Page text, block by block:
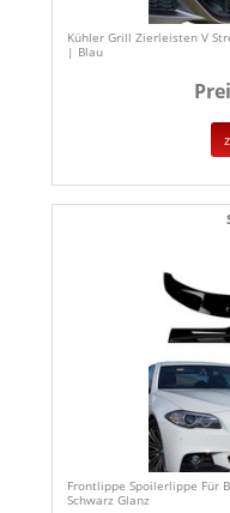
Kühler Grill Zierleisten V
| Blau
Frontlippe Spoilerlippe Für
Schwarz Glanz